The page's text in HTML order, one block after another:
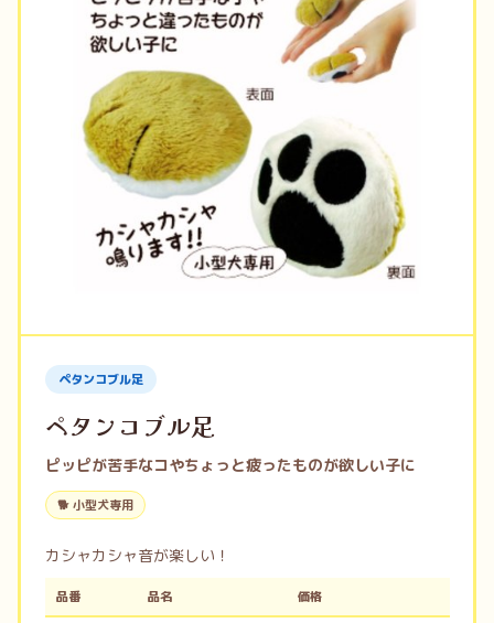
ペタンコブル足
ペタンコブル足
ピッピが苦手なコやちょっと疲ったものが欲しい子に
🐕 小型犬専用
カシャカシャ音が楽しい！
品番 品名 価格